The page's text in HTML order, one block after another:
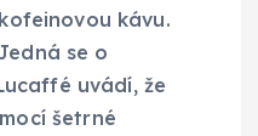
kávu.
se o
uvádí, že
šetrné